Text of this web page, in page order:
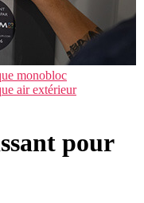
monobloc
air extérieur
pour